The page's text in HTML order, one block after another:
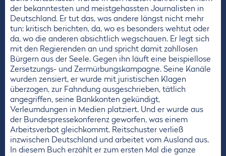
der bekanntesten und meistgehassten Journalisten in
Deutschland. Er tut das, was andere längst nicht mehr
tun: kritisch berichten, da, wo es besonders wehtut oder
da, wo die anderen absichtlich wegschauen. Er legt sich
mit den Regierenden an und spricht damit zahllosen
Bürgern aus der Seele. Gegen ihn läuft eine beispiellose
Zersetzungs- und Zermürbungskampagne. Seine Kanäle
wurden zensiert, er wurde mit juristischen Klagen
überzogen, zur Fahndung ausgeschrieben, tätlich
angegriffen, seine Bankkonten gekündigt,
Verleumdungen in Medien platziert. Und er wurde aus
der Bundespressekonferenz geworfen, was einem
Arbeitsverbot gleichkommt. Reitschuster verließ
inzwischen Deutschland und arbeitet vom Ausland aus.
In diesem Buch erzählt er zum ersten Mal die ganze